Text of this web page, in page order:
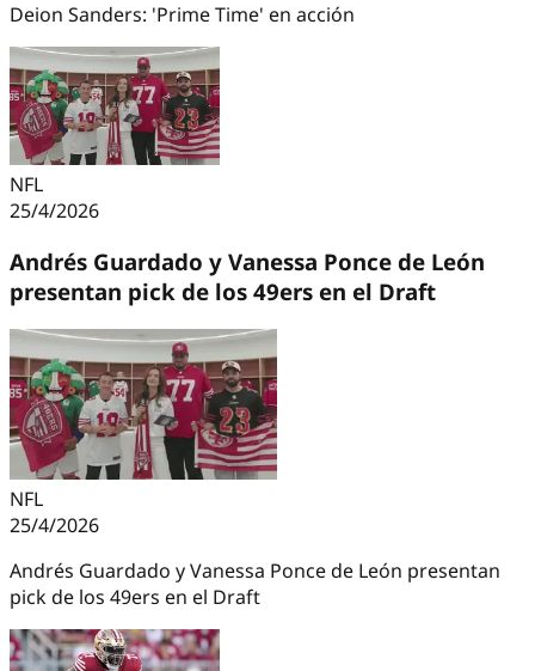
Deion Sanders: 'Prime Time' en acción
NFL
25/4/2026
Andrés Guardado y Vanessa Ponce de León
presentan pick de los 49ers en el Draft
NFL
25/4/2026
Andrés Guardado y Vanessa Ponce de León presentan
pick de los 49ers en el Draft